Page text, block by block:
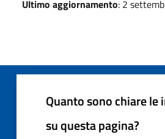
Ultimo aggiornamento: 2
Quanto sono chiare
su questa pagina?